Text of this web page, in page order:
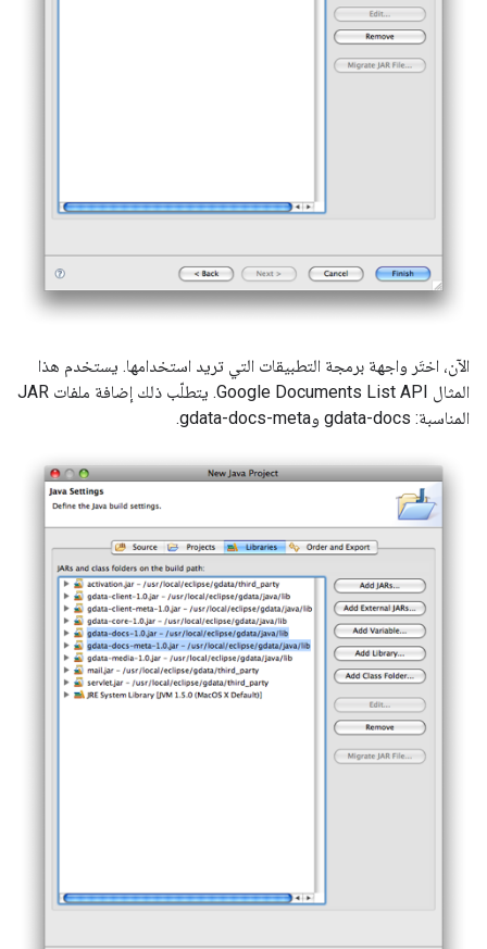
الآن، اختَر واجهة برمجة التطبيقات التي تريد استخدامها. يستخدم هذا
المثال Google Documents List API. يتطلّب ذلك إضافة ملفات JAR
المناسبة: gdata-docs وgdata-docs-meta.